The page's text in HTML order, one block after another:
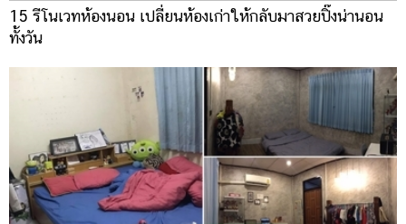
15 รีโนเวทห้องนอน เปลี่ยนห้องเก่าให้กลับมาสวยปิ๊งน่านอน
ทั้งวัน